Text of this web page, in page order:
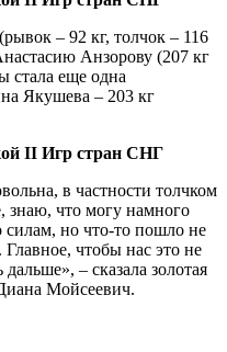
– 92 кг, толчок – 116
Анзорову (207 кг
стала еще одна
Якушева – 203 кг
в частности толчком
знаю, что могу намного
силам, но что-то пошло не
чтобы нас это не
– сказала золотая
Мойсеевич.